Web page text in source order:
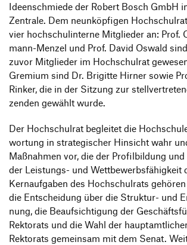
Ideen­schmiede der Robert Bosch GmbH
Zentrale. Dem neun­köp­figen
vier hoch­schul­in­terne Mitglieder an: Prof.
mann-Menzel und Prof. David Oswald
zuvor Mitglieder im Hoch­schulrat
Gremium sind Dr. Brigitte Hirner sowie
Rinker, die in der Sitzung zur
zenden gewählt wurde.
Der Hoch­schulrat begleitet die
wor­tung in stra­te­gi­scher Hinsicht wahr
Maßnahmen vor, die der Profil­bil­dung
der Leis­tungs- und Wettbewerbsfä­higkeit
Kern­auf­gaben des Hoch­schul­rats
die Entschei­dung über die Struktur- und
nung, die Beauf­sich­ti­gung der
Rekto­rats und die Wahl der
Rekto­rats gemeinsam mit dem Senat.